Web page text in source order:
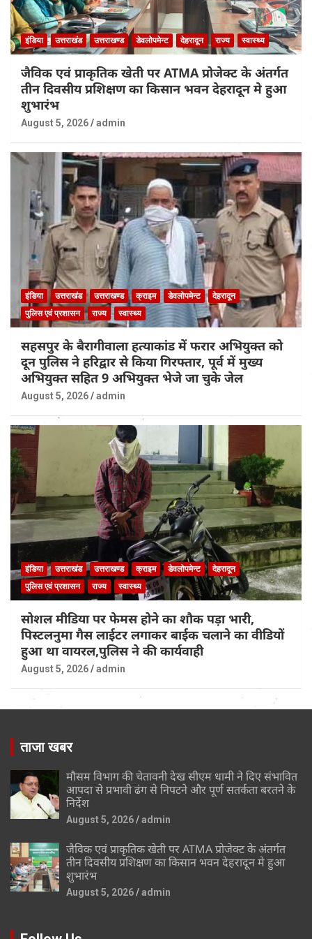
इंडिया उत्तराखंड उत्तराखण्ड डेवलोपमेन्ट देहरादून राज्य स्वास्थ्य
जैविक एवं प्राकृतिक खेती पर ATMA प्रोजेक्ट के अंतर्गत
तीन दिवसीय प्रशिक्षण का किसान भवन देहरादून मे हुआ
शुभारंभ
August 5, 2026 admin
इंडिया उत्तराखंड उत्तराखण्ड क्राइम डेवलोपमेन्ट
देहरादून
पुलिस एवं प्रशासन
राज्य स्वास्थ्य
सहसपुर के बैरागीवाला हत्याकांड में फरार अभियुक्त को
दून पुलिस ने हरिद्वार से किया गिरफ्तार, पूर्व में मुख्य
अभियुक्त सहित 9 अभियुक्त भेजे जा चुके जेल
August 5, 2026 admin
इंडिया उत्तराखंड उत्तराखण्ड क्राइम डेवलोपमेन्ट
देहरादून
पुलिस एवं प्रशासन
राज्य स्वास्थ्य
सोशल मीडिया पर फेमस होने का शौक पड़ा भारी,
पिस्टलनुमा गैस लाईटर लगाकर बाईक चलाने का वीडियों
हुआ था वायरल,पुलिस ने की कार्यवाही
August 5, 2026 admin
ताजा खबर
मौसम विभाग की चेतावनी देख सीएम धामी ने दिए संभावित
आपदा से प्रभावी ढंग से निपटने और पूर्ण सतर्कता बरतने के
निर्देश
August 5, 2026 admin
जैविक एवं प्राकृतिक खेती पर ATMA प्रोजेक्ट के अंतर्गत
तीन दिवसीय प्रशिक्षण का किसान भवन देहरादून मे हुआ
शुभारंभ
August 5, 2026 admin